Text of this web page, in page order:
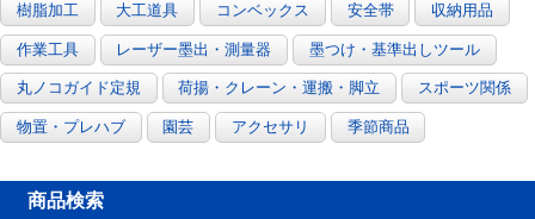
樹脂加工 大工道具 コンベックス 安全帯 収納用品
作業工具 レーザー墨出・測量器 墨つけ・基準出しツール
丸ノコガイド定規 荷揚・クレーン・運搬・脚立 スポーツ関係
物置・プレハブ 園芸 アクセサリ 季節商品
商品検索